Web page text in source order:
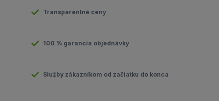
Transparentné ceny
100 % garancia objednávky
Služby zákazníkom od začiatku do konca